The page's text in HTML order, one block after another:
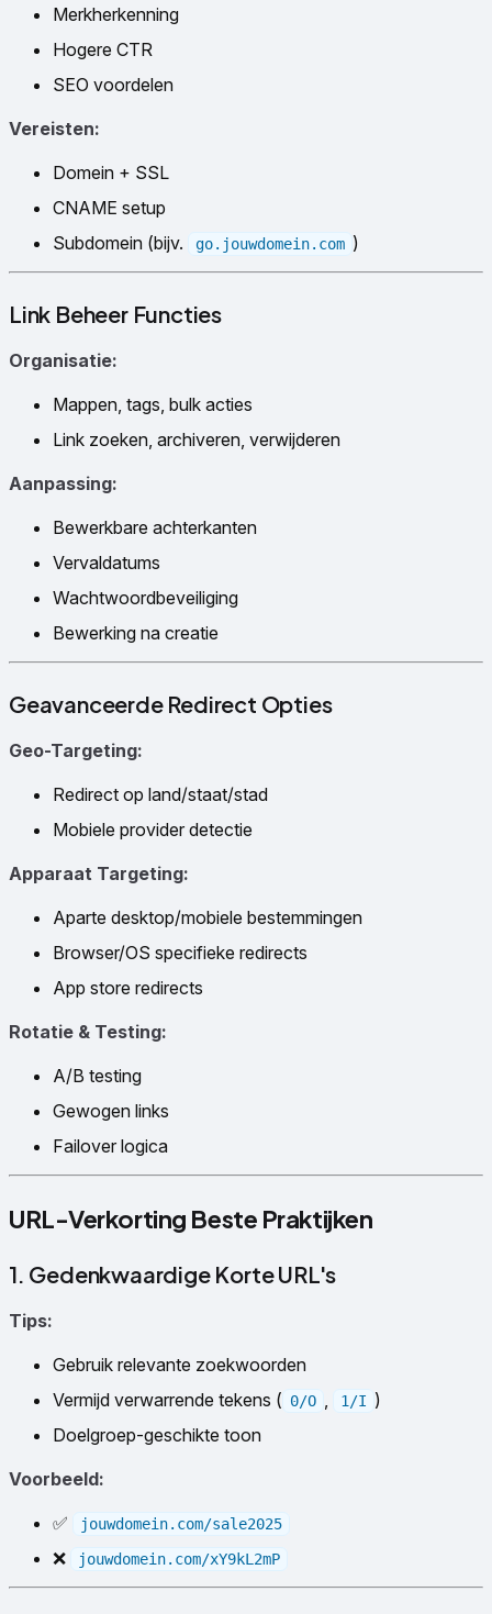
Merkherkenning
Hogere CTR
SEO voordelen
Vereisten:
Domein + SSL
CNAME setup
Subdomein (bijv.
go.jouwdomein.com )
Link Beheer Functies
Organisatie:
Mappen, tags, bulk acties
Link zoeken, archiveren, verwijderen
Aanpassing:
Bewerkbare achterkanten
Vervaldatums
Wachtwoordbeveiliging
Bewerking na creatie
Geavanceerde Redirect Opties
Geo-Targeting:
Redirect op land/staat/stad
Mobiele provider detectie
Apparaat Targeting:
Aparte desktop/mobiele bestemmingen
Browser/OS specifieke redirects
App store redirects
Rotatie & Testing:
A/B testing
Gewogen links
Failover logica
URL-Verkorting Beste Praktijken
1. Gedenkwaardige Korte URL's
Tips:
Gebruik relevante zoekwoorden
Vermijd verwarrende tekens ( 0/O , 1/I )
Doelgroep-geschikte toon
Voorbeeld:
✅
jouwdomein.com/sale2025
❌ jouwdomein.com/xY9kL2mP